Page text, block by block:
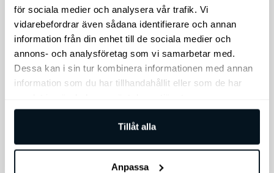
för sociala medier och analysera vår trafik. Vi
vidarebefordrar även sådana identifierare och annan
information från din enhet till de sociala medier och
annons- och analysföretag som vi samarbetar med.
Dessa kan i sin tur kombinera informationen med annan
information som du har tillhandahållit eller som de har
Tillåt alla
Anpassa
Lägg till i varukorg Lägg till i varukorg